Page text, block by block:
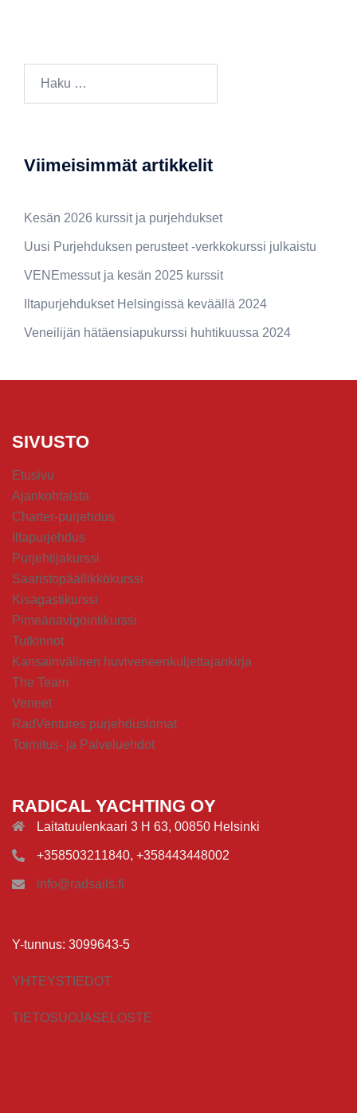
Viimeisimmät artikkelit
Kesän 2026 kurssit ja purjehdukset
Uusi Purjehduksen perusteet -verkkokurssi julkaistu
VENEmessut ja kesän 2025 kurssit
Iltapurjehdukset Helsingissä keväällä 2024
Veneilijän hätäensiapukurssi huhtikuussa 2024
SIVUSTO
Etusivu
Ajankohtaista
Charter-purjehdus
Iltapurjehdus
Purjehtijakurssi
Saaristopäällikkökurssi
Kisagastikurssi
Pimeänavigointikurssi
Tutkinnot
Kansainvälinen huviveneenkuljettajankirja
The Team
Veneet
RadVentures purjehduslomat
Toimitus- ja Palveluehdot
RADICAL YACHTING OY
Laitatuulenkaari 3 H 63, 00850 Helsinki
+358503211840, +358443448002
info@radsails.fi
Y-tunnus: 3099643-5
YHTEYSTIEDOT
TIETOSUOJASELOSTE